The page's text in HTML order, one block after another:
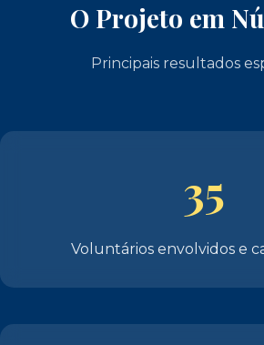
O Projeto em
Principais resultados
35
Voluntários envolvidos e